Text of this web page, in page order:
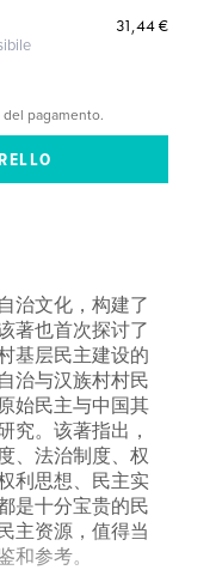
31,44 €
del pagamento.
治文化，构建了
著也首次探讨了
基层民主建设的
治与汉族村村民
始民主与中国其
究。该著指出，
、法治制度、权
利思想、民主实
是十分宝贵的民
主资源，值得当
和参考。